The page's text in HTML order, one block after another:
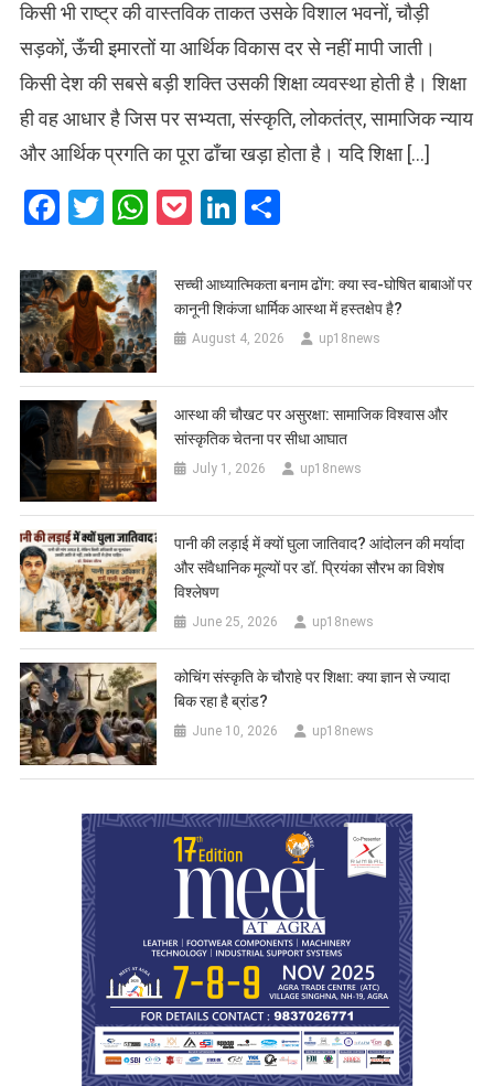
किसी भी राष्ट्र की वास्तविक ताकत उसके विशाल भवनों, चौड़ी
सड़कों, ऊँची इमारतों या आर्थिक विकास दर से नहीं मापी जाती।
किसी देश की सबसे बड़ी शक्ति उसकी शिक्षा व्यवस्था होती है। शिक्षा
ही वह आधार है जिस पर सभ्यता, संस्कृति, लोकतंत्र, सामाजिक न्याय
और आर्थिक प्रगति का पूरा ढाँचा खड़ा होता है। यदि शिक्षा […]
Facebook
Twitter
WhatsApp
PocketLinkedIn
सच्ची आध्यात्मिकता बनाम ढोंग: क्या स्व-घोषित बाबाओं पर
कानूनी शिकंजा धार्मिक आस्था में हस्तक्षेप है?
August 4, 2026 up18news
आस्था की चौखट पर असुरक्षा: सामाजिक विश्वास और
सांस्कृतिक चेतना पर सीधा आघात
July 1, 2026 up18news
पानी की लड़ाई में क्यों घुला जातिवाद? आंदोलन की मर्यादा
और संवैधानिक मूल्यों पर डॉ. प्रियंका सौरभ का विशेष
विश्लेषण
June 25, 2026 up18news
कोचिंग संस्कृति के चौराहे पर शिक्षा: क्या ज्ञान से ज्यादा
बिक रहा है ब्रांड?
June 10, 2026 up18news